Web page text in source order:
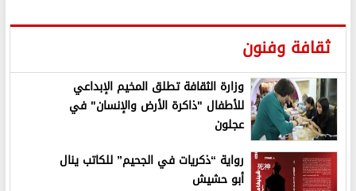
ثقافة وفنون
وزارة الثقافة تطلق المخيم الإبداعي
للأطفال "ذاكرة الأرض والإنسان" في
عجلون
رواية “ذكريات في الجحيم” للكاتب ينال
أبو حشيش